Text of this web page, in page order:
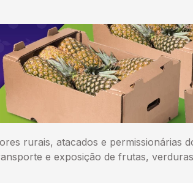
rurais, atacados e permissionárias
e exposição de frutas,